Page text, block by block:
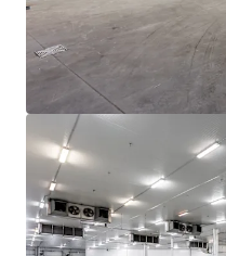
607 Rue Deslauriers,
4 061 mètres carrés
Industriel et logistique